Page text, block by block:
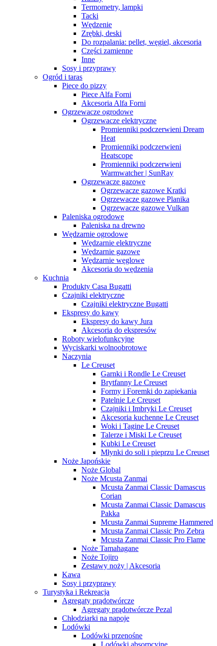
Termometry, lampki
Tacki
Wędzenie
Zrębki, deski
Do rozpalania: pellet, węgiel, akcesoria
Części zamienne
Inne
Sosy i przyprawy
Ogród i taras
Piece do pizzy
Piece Alfa Forni
Akcesoria Alfa Forni
Ogrzewacze ogrodowe
Ogrzewacze elektryczne
Promienniki podczerwieni Dream
Heat
Promienniki podczerwieni
Heatscope
Promienniki podczerwieni
Warmwatcher | SunRay
Ogrzewacze gazowe
Ogrzewacze gazowe Kratki
Ogrzewacze gazowe Planika
Ogrzewacze gazowe Vulkan
Paleniska ogrodowe
Paleniska na drewno
Wędzarnie ogrodowe
Wędzarnie elektryczne
Wędzarnie gazowe
Wędzarnie węglowe
Akcesoria do wędzenia
Kuchnia
Produkty Casa Bugatti
Czajniki elektryczne
Czajniki elektryczne Bugatti
Ekspresy do kawy
Ekspresy do kawy Jura
Akcesoria do ekspresów
Roboty wielofunkcyjne
Wyciskarki wolnoobrotowe
Naczynia
Le Creuset
Garnki i Rondle Le Creuset
Brytfanny Le Creuset
Formy i Foremki do zapiekania
Patelnie Le Creuset
Czajniki i Imbryki Le Creuset
Akcesoria kuchenne Le Creuset
Woki i Tagine Le Creuset
Talerze i Miski Le Creuset
Kubki Le Creuset
Młynki do soli i pieprzu Le Creuset
Noże Japońskie
Noże Global
Noże Mcusta Zanmai
Mcusta Zanmai Classic Damascus
Corian
Mcusta Zanmai Classic Damascus
Pakka
Mcusta Zanmai Supreme Hammered
Mcusta Zanmai Classic Pro Zebra
Mcusta Zanmai Classic Pro Flame
Noże Tamahagane
Noże Tojiro
Zestawy noży | Akcesoria
Kawa
Sosy i przyprawy
Turystyka i Rekreacja
Agregaty prądotwórcze
Agregaty prądotwórcze Pezal
Chłodziarki na napoje
Lodówki
Lodówki przenośne
Lodówki absorpcyjne